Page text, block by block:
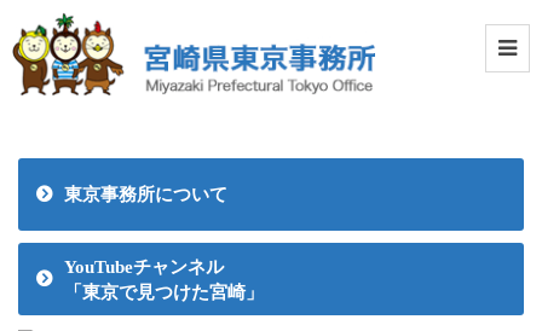
東京事務所について
YouTubeチャンネル
「東京で見つけた宮崎」